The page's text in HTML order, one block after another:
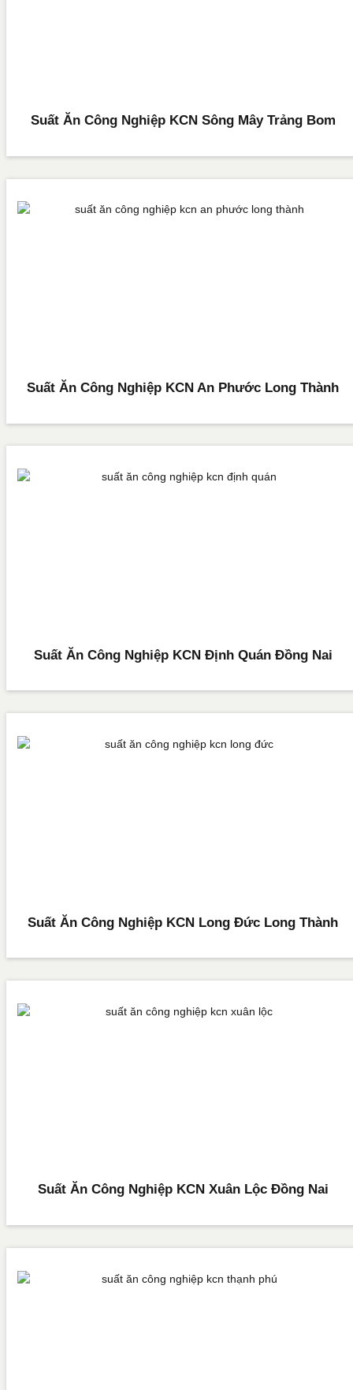
Suất Ăn Công Nghiệp KCN Sông Mây Trảng Bom
Suất Ăn Công Nghiệp KCN An Phước Long Thành
Suất Ăn Công Nghiệp KCN Định Quán Đồng Nai
Suất Ăn Công Nghiệp KCN Long Đức Long Thành
Suất Ăn Công Nghiệp KCN Xuân Lộc Đồng Nai